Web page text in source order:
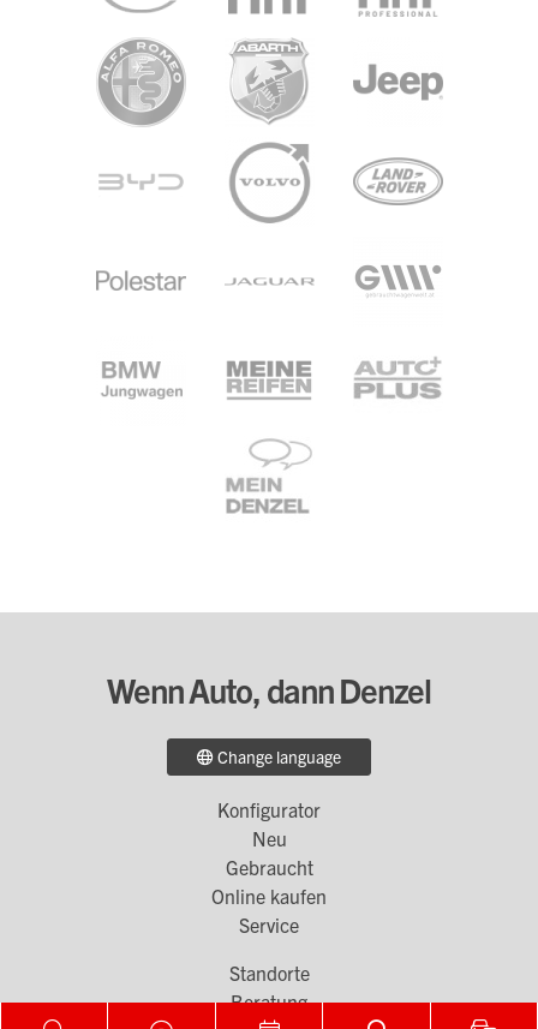
Wenn Auto, dann Denzel
Change language
Konfigurator
Neu
Gebraucht
Online kaufen
Service
Footer
Standorte
Beratung